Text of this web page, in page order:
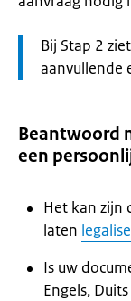
Let
op:
Bij Stap 2
aanvullende
Beantwoord
een
Het kan zijn
laten
Is uw
Engels,